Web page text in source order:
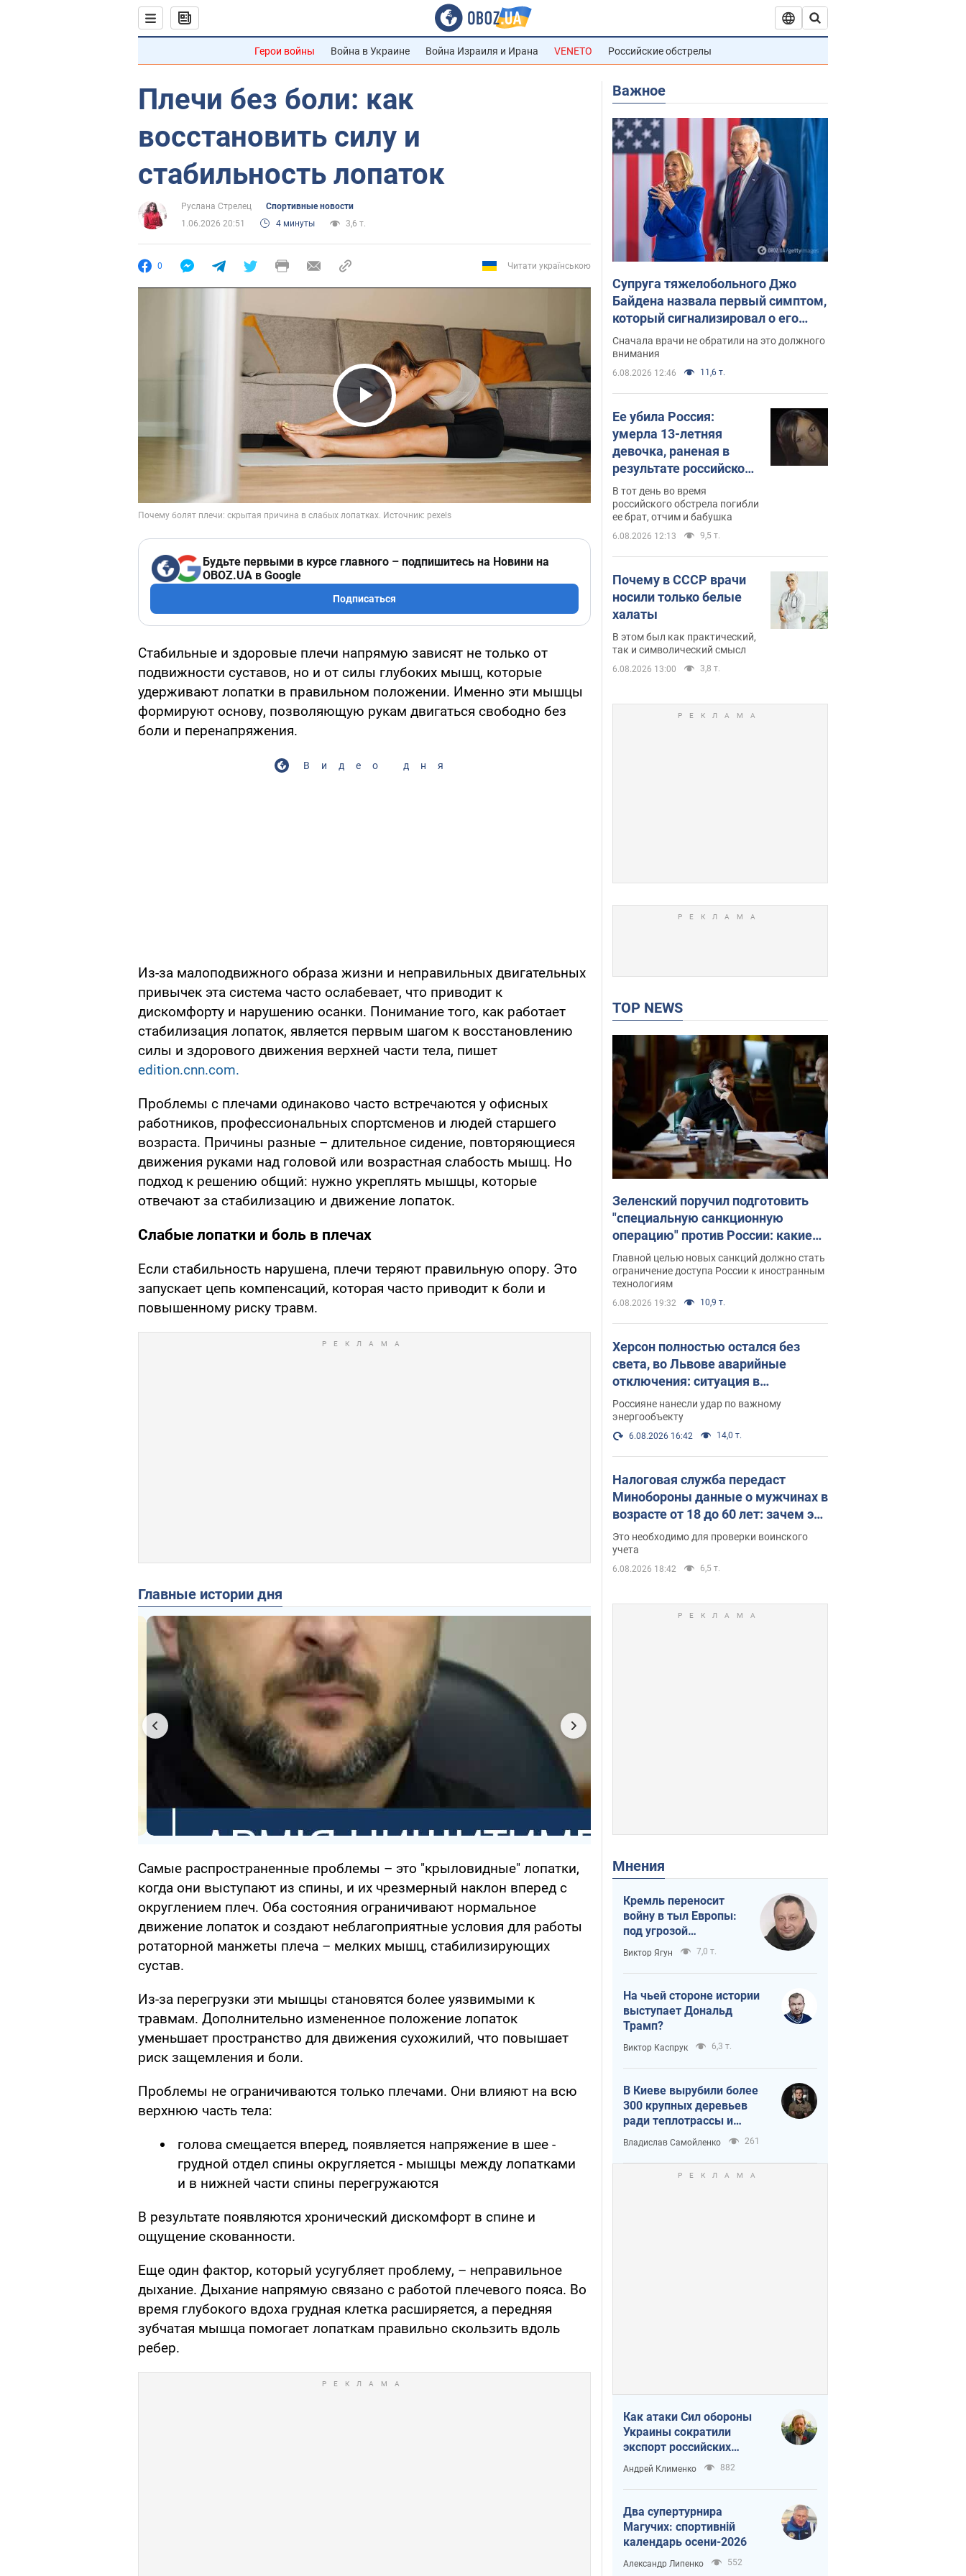
Герои войны Война в Украине Война Израиля и Ирана VENETO Российские обстрелы
Плечи без боли: как
восстановить силу и
стабильность лопаток
Руслана Стрелец
Спортивные новости
1.06.2026 20:51
4 минуты 3,6 т.
0 Читати українською
Play Video
Будьте первыми в курсе главного – подпишитесь на Новини на
OBOZ.UA в Google
Подписаться
Стабильные и здоровые плечи напрямую зависят не только от
подвижности суставов, но и от силы глубоких мышц, которые
удерживают лопатки в правильном положении. Именно эти мышцы
формируют основу, позволяющую рукам двигаться свободно без
боли и перенапряжения.
Видео дня
Из-за малоподвижного образа жизни и неправильных двигательных
привычек эта система часто ослабевает, что приводит к
дискомфорту и нарушению осанки. Понимание того, как работает
стабилизация лопаток, является первым шагом к восстановлению
силы и здорового движения верхней части тела, пишет
edition.cnn.com.
Проблемы с плечами одинаково часто встречаются у офисных
работников, профессиональных спортсменов и людей старшего
возраста. Причины разные – длительное сидение, повторяющиеся
движения руками над головой или возрастная слабость мышц. Но
подход к решению общий: нужно укреплять мышцы, которые
отвечают за стабилизацию и движение лопаток.
Слабые лопатки и боль в плечах
Если стабильность нарушена, плечи теряют правильную опору. Это
запускает цепь компенсаций, которая часто приводит к боли и
повышенному риску травм.
Главные истории дня
Самые распространенные проблемы – это "крыловидные" лопатки,
когда они выступают из спины, и их чрезмерный наклон вперед с
округлением плеч. Оба состояния ограничивают нормальное
движение лопаток и создают неблагоприятные условия для работы
ротаторной манжеты плеча – мелких мышц, стабилизирующих
сустав.
Из-за перегрузки эти мышцы становятся более уязвимыми к
травмам. Дополнительно измененное положение лопаток
уменьшает пространство для движения сухожилий, что повышает
риск защемления и боли.
Проблемы не ограничиваются только плечами. Они влияют на всю
верхнюю часть тела:
голова смещается вперед, появляется напряжение в шее -
грудной отдел спины округляется - мышцы между лопатками
и в нижней части спины перегружаются
В результате появляются хронический дискомфорт в спине и
ощущение скованности.
Еще один фактор, который усугубляет проблему, – неправильное
дыхание. Дыхание напрямую связано с работой плечевого пояса. Во
время глубокого вдоха грудная клетка расширяется, а передняя
зубчатая мышца помогает лопаткам правильно скользить вдоль
ребер.
Важное
Супруга тяжелобольного Джо
Байдена назвала первый симптом,
который сигнализировал о его
"агрессивном" раке
Сначала врачи не обратили на это должного
внимания
6.08.2026 12:46 11,6 т.
Ее убила Россия:
умерла 13-летняя
девочка, раненая в
результате российской
атаки на Сумскую
область. Фото
В тот день во время
российского обстрела погибли
ее брат, отчим и бабушка
6.08.2026 12:13 9,5 т.
Почему в СССР врачи
носили только белые
халаты
В этом был как практический,
так и символический смысл
6.08.2026 13:00 3,8 т.
TOP NEWS
Зеленский поручил подготовить
"специальную санкционную
операцию" против России: какие
задачи поставил президент. Фото
Главной целью новых санкций должно стать
ограничение доступа России к иностранным
технологиям
6.08.2026 19:32 10,9 т.
Херсон полностью остался без
света, во Львове аварийные
отключения: ситуация в
энергосистеме 6 августа
Россияне нанесли удар по важному
энергообъекту
6.08.2026 16:42 14,0 т.
Налоговая служба передаст
Минобороны данные о мужчинах в
возрасте от 18 до 60 лет: зачем это
нужно
Это необходимо для проверки воинского
учета
6.08.2026 18:42 6,5 т.
Мнения
Кремль переносит
войну в тыл Европы:
под угрозой
критическая
логистика
Виктор Ягун 7,0 т.
На чьей стороне истории
выступает Дональд
Трамп?
Виктор Каспрук 6,3 т.
В Киеве вырубили более
300 крупных деревьев
ради теплотрассы и
вопреки Генплану
Владислав Самойленко 261
Как атаки Сил обороны
Украины сократили
экспорт российских
нефтепродуктов
Андрей Клименко 882
Два супертурнира
Магучих: спортивній
календарь осени-2026
Александр Липенко 552